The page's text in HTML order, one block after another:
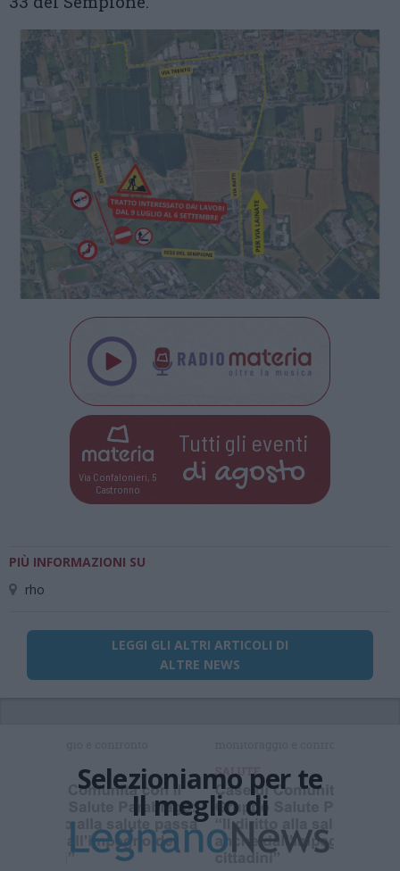
Via Confalonieri, 5
Castronno
Tutti gli eventi
di agosto
PIÙ INFORMAZIONI SU
rho
LEGGI GLI ALTRI ARTICOLI DI
ALTRE NEWS
Selezioniamo per te
Il meglio di